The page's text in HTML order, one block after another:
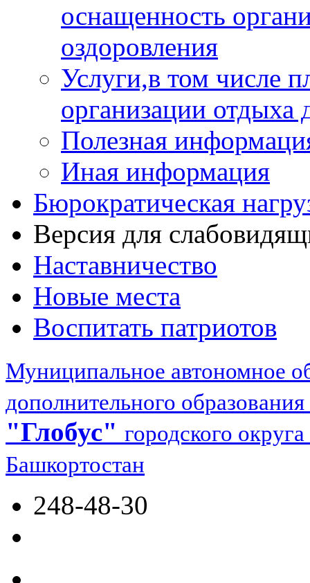
оснащенность
оздоровления
Услуги,в том числе
организации отдыха
Полезная
Иная информация
Бюрократическая
Версия для
Наставничество
Новые места
Воспитать патриотов
Муниципальное автономное
дополнительного образования
"Глобус" городского
Башкортостан
248-48-30